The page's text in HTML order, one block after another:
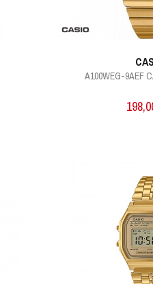
A100WEG-9AEF